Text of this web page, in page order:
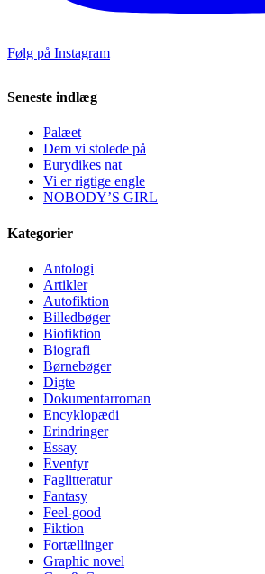
Følg på Instagram
Seneste indlæg
Palæet
Dem vi stolede på
Eurydikes nat
Vi er rigtige engle
NOBODY’S GIRL
Kategorier
Antologi
Artikler
Autofiktion
Billedbøger
Biofiktion
Biografi
Børnebøger
Digte
Dokumentarroman
Encyklopædi
Erindringer
Essay
Eventyr
Faglitteratur
Fantasy
Feel-good
Fiktion
Fortællinger
Graphic novel